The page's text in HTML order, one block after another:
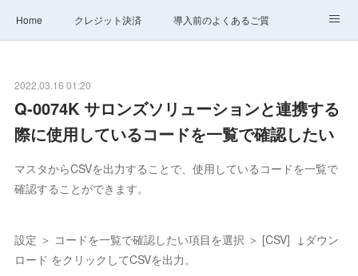
Home クレジット決済 導入前のよくあるご質問
2022.03.16 01:20
Q-0074K サロンズソリューションと連携する
際に使用しているコードを一覧で確認したい
マスタからCSVを出力することで、使用しているコードを一覧で
確認することができます。
設定 ＞ コードを一覧で確認したい項目を選択 ＞ [CSV] ↓ダウン
ロード をクリックしてCSVを出力。